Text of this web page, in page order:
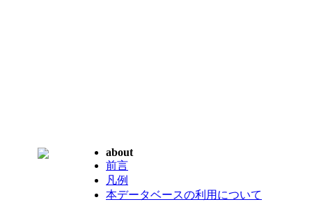
about
前言
凡例
本データベースの利用について